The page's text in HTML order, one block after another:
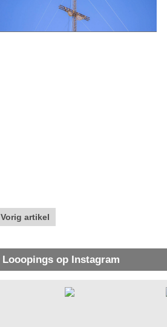
Vorig artikel
Looopings op Instagram